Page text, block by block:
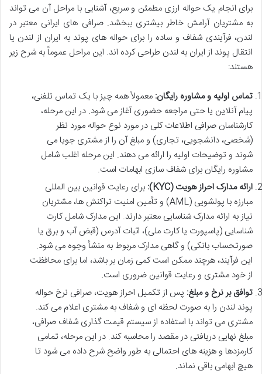
برای انجام یک حواله ارزی مطمئن و سریع، آشنایی با مراحل آن می تواند
به مشتریان آرامش خاطر بیشتری ببخشد. صرافی های ایرانی معتبر در
لندن، فرآیندی شفاف و ساده را برای حواله های پوند به ایران از لندن یا
انتقال پوند از ایران به لندن طراحی کرده اند. این مراحل عموماً به شرح زیر
هستند:
تماس اولیه و مشاوره رایگان: معمولاً همه چیز با یک تماس تلفنی،
پیام آنلاین یا حتی مراجعه حضوری آغاز می شود. در این مرحله،
کارشناسان صرافی اطلاعات کلی در مورد نوع حواله مورد نظر
(شخصی، دانشجویی، تجاری) و مبلغ آن را از مشتری جویا می
شوند و توضیحات اولیه را ارائه می دهند. این مرحله اغلب شامل
مشاوره رایگان برای شفاف سازی ابهامات است.
ارائه مدارک احراز هویت (KYC):
برای رعایت قوانین بین المللی
مبارزه با پولشویی (AML) و تأمین امنیت تراکنش ها، مشتریان
نیاز به ارائه مدارک شناسایی معتبر دارند. این مدارک شامل کارت
شناسایی (پاسپورت یا کارت ملی)، اثبات آدرس (قبض آب و برق یا
صورتحساب بانکی) و گاهی مدارک مربوط به منشأ وجوه می شود.
این فرآیند، هرچند ممکن است کمی زمان بر باشد، اما برای محافظت
از خود مشتری و رعایت قوانین ضروری است.
توافق بر نرخ و مبلغ: پس از تکمیل احراز هویت، صرافی نرخ حواله
پوند لندن را به صورت لحظه ای و شفاف به مشتری اعلام می کند.
مشتری می تواند با استفاده از سیستم قیمت گذاری شفاف صرافی،
مبلغ نهایی دریافتی در مقصد را محاسبه کند. در این مرحله، تمامی
کارمزدها و هزینه های احتمالی به طور واضح شرح داده می شود تا
هیچ ابهامی باقی نماند.